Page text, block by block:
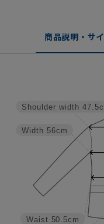
商品説明・サ
Waist 50.5cm
Width 56cm
Shoulder width